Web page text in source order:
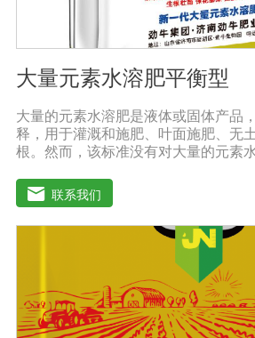
大量元素水溶肥平衡型
大量的元素水溶肥是液体或固体产品
释，用于灌溉和施肥、叶面施肥、无
根。然而，该标准没有对大量的元素
合肥料。大量的元素水溶肥的特点是
和树叶迅速渗透到体内，提高作物运
增加果叶营养物质，增强细胞活力和
芽，加速茶树、果树、蔬菜等作物的
类、甘蔗、桑树、树苗、果苗和攀缘
绿叶增强枝条，保护花朵和果实。使
色，叶子又厚又亮。果树、瓜类、豆
喷洒，也可防止谢花落果。具有显著
联系我们